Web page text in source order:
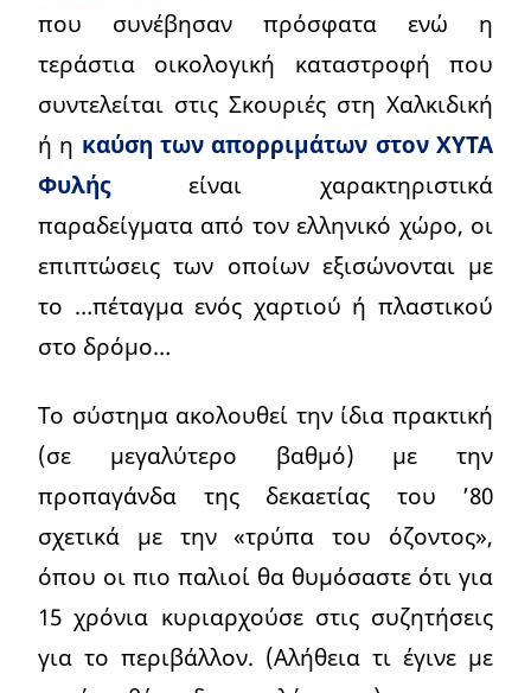
που συνέβησαν πρόσφατα ενώ η
τεράστια οικολογική καταστροφή που
συντελείται στις Σκουριές στη Χαλκιδική
ή η καύση των απορριμάτων στον ΧΥΤΑ
Φυλήςείναι χαρακτηριστικά
παραδείγματα από τον ελληνικό χώρο, οι
επιπτώσεις των οποίων εξισώνονται με
το …πέταγμα ενός χαρτιού ή πλαστικού
στο δρόμο…
Το σύστημα ακολουθεί την ίδια πρακτική
(σε μεγαλύτερο βαθμό) με την
προπαγάνδα της δεκαετίας του ’80
σχετικά με την «τρύπα του όζοντος»,
όπου οι πιο παλιοί θα θυμόσαστε ότι για
15 χρόνια κυριαρχούσε στις συζητήσεις
για το περιβάλλον. (Αλήθεια τι έγινε με